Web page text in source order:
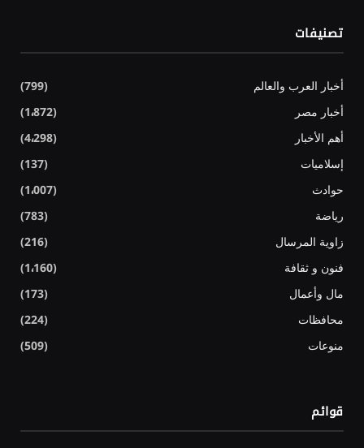
تصنيفات
أخبار العرب والعالم
(799)
أخبار مصر
(1٬872)
أهم الأخبار
(4٬298)
إسلاميات
(137)
حوادث
(1٬007)
رياضة
(783)
زاوية المرسال
(216)
فنون و ثقافة
(1٬160)
مال وأعمال
(173)
محافظات
(224)
منوعات
(509)
قوائم